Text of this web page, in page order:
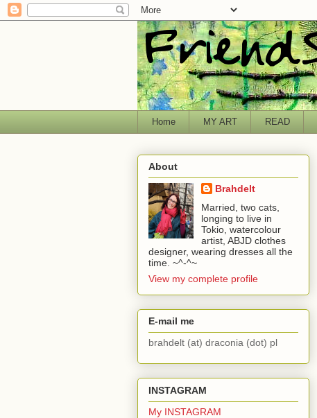
Home MY ART READ
About
Brahdelt
Married, two cats,
longing to live in
Tokio, watercolour
artist, ABJD clothes
designer, wearing dresses all the
time. ~^-^~
View my complete profile
E-mail me
brahdelt (at) draconia (dot) pl
INSTAGRAM
My INSTAGRAM